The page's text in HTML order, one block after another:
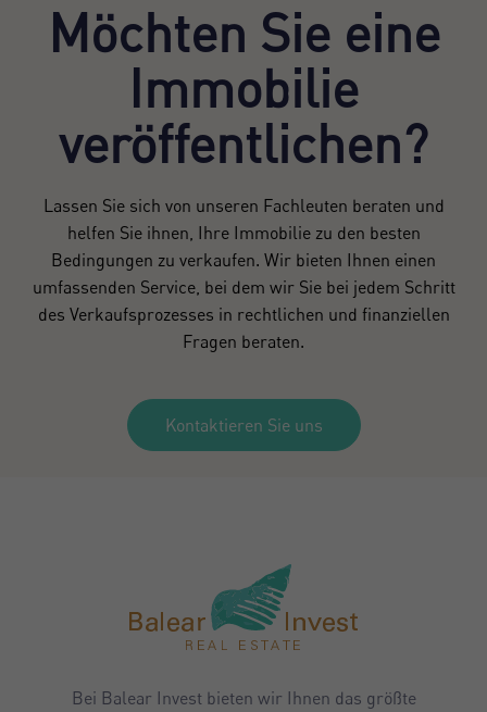
Möchten Sie eine
Immobilie
veröffentlichen?
Lassen Sie sich von unseren Fachleuten beraten und
helfen Sie ihnen, Ihre Immobilie zu den besten
Bedingungen zu verkaufen. Wir bieten Ihnen einen
umfassenden Service, bei dem wir Sie bei jedem Schritt
des Verkaufsprozesses in rechtlichen und finanziellen
Fragen beraten.
Kontaktieren Sie uns
Bei Balear Invest bieten wir Ihnen das größte